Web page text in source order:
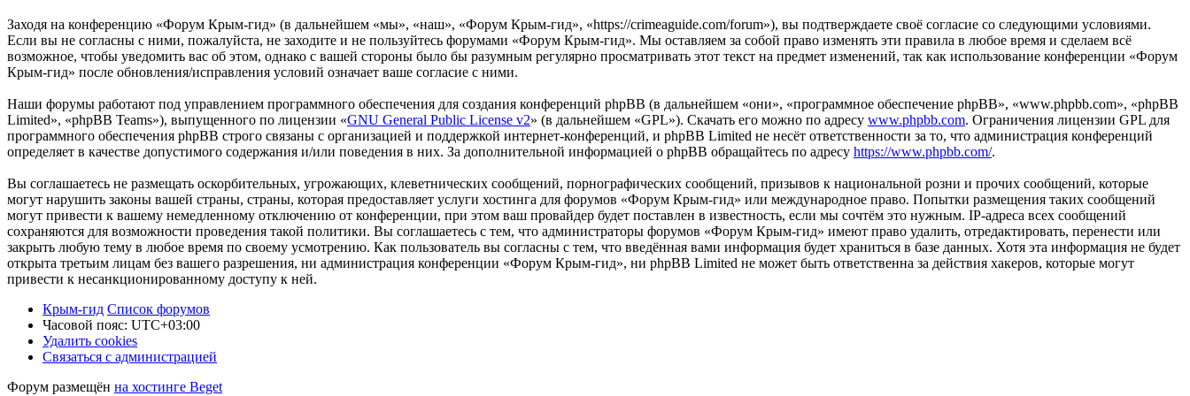
Заходя на конференцию «Форум Крым-гид» (в дальнейшем «мы», «наш», «Форум Крым-гид», «https://crimeaguide.com/forum»), вы подтверждаете своё согласие со следующими условиями.
Если вы не согласны с ними, пожалуйста, не заходите и не пользуйтесь форумами «Форум Крым-гид». Мы оставляем за собой право изменять эти правила в любое время и сделаем всё
возможное, чтобы уведомить вас об этом, однако с вашей стороны было бы разумным регулярно просматривать этот текст на предмет изменений, так как использование конференции «Форум
Крым-гид» после обновления/исправления условий означает ваше согласие с ними.
Наши форумы работают под управлением программного обеспечения для создания конференций phpBB (в дальнейшем «они», «программное обеспечение phpBB», «www.phpbb.com», «phpBB
Limited», «phpBB Teams»), выпущенного по лицензии «GNU General Public License v2» (в дальнейшем «GPL»). Скачать его можно по адресу www.phpbb.com. Ограничения лицензии GPL для
программного обеспечения phpBB строго связаны с организацией и поддержкой интернет-конференций, и phpBB Limited не несёт ответственности за то, что администрация конференций
определяет в качестве допустимого содержания и/или поведения в них. За дополнительной информацией о phpBB обращайтесь по адресу https://www.phpbb.com/.
Вы соглашаетесь не размещать оскорбительных, угрожающих, клеветнических сообщений, порнографических сообщений, призывов к национальной розни и прочих сообщений, которые
могут нарушить законы вашей страны, страны, которая предоставляет услуги хостинга для форумов «Форум Крым-гид» или международное право. Попытки размещения таких сообщений
могут привести к вашему немедленному отключению от конференции, при этом ваш провайдер будет поставлен в известность, если мы сочтём это нужным. IP-адреса всех сообщений
сохраняются для возможности проведения такой политики. Вы соглашаетесь с тем, что администраторы форумов «Форум Крым-гид» имеют право удалить, отредактировать, перенести или
закрыть любую тему в любое время по своему усмотрению. Как пользователь вы согласны с тем, что введённая вами информация будет храниться в базе данных. Хотя эта информация не будет
открыта третьим лицам без вашего разрешения, ни администрация конференции «Форум Крым-гид», ни phpBB Limited не может быть ответственна за действия хакеров, которые могут
привести к несанкционированному доступу к ней.
Крым-гид Список форумов
Часовой пояс: UTC+03:00
Удалить cookies
Связаться с администрацией
Форум размещён на хостинге Beget